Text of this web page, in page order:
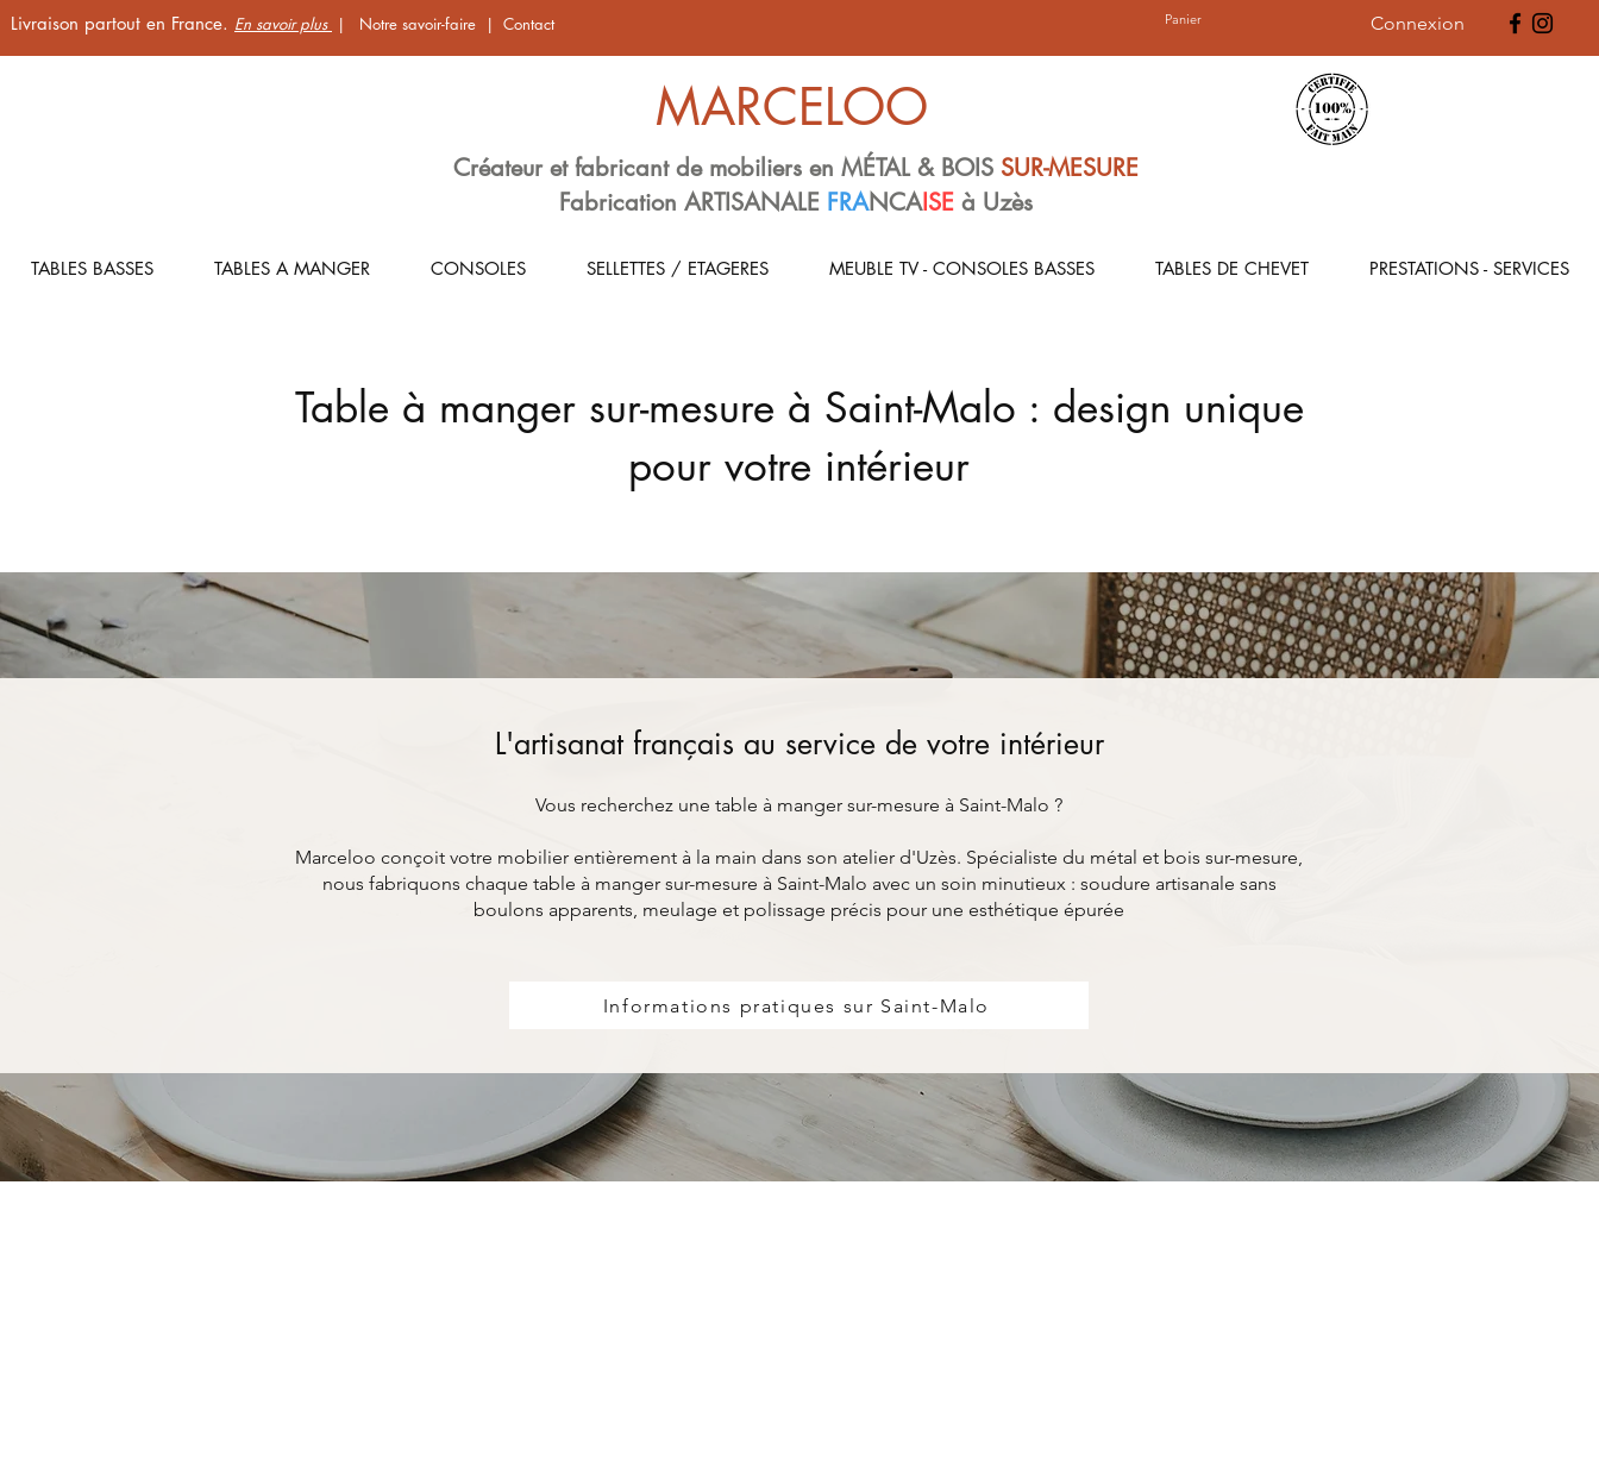
Livraison partout en France. En savoir plus | Notre savoir-faire | Contact Panier Connexion
MARCELOO
Créateur et fabricant de mobiliers en MÉTAL & BOIS SUR-MESURE
Fabrication ARTISANALE FRANCAISE à Uzès
TABLES BASSES TABLES A MANGER CONSOLES SELLETTES / ETAGERES MEUBLE TV - CONSOLES BASSES TABLES DE CHEVET PRESTATIONS - SERVICES
Table à manger sur-mesure à Saint-Malo : design unique
pour votre intérieur
L'artisanat français au service de votre intérieur
Vous recherchez une table à manger sur-mesure à Saint-Malo ?
Marceloo conçoit votre mobilier entièrement à la main dans son atelier d'Uzès. Spécialiste du métal et bois sur-mesure,
nous fabriquons chaque table à manger sur-mesure à Saint-Malo avec un soin minutieux : soudure artisanale sans
boulons apparents, meulage et polissage précis pour une esthétique épurée
Informations pratiques sur Saint-Malo